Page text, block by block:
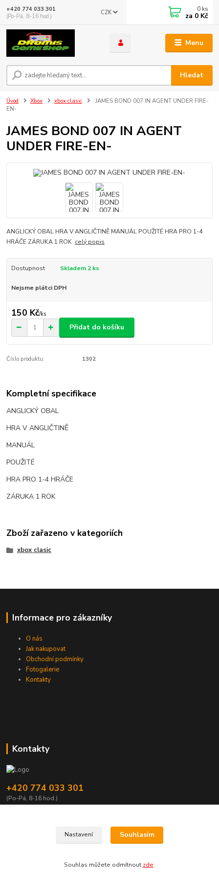
Menu
CZK
Hledat
+420 774 033 301
(Po-Pá, 8-16 hod.)
0 ks
za 0 Kč
Úvod Xbox xbox clasic
JAMES BOND 007 IN AGENT UNDER FIRE-
EN-
JAMES BOND 007 IN AGENT
UNDER FIRE-EN-
ANGLICKÝ OBAL HRA V ANGLIČTINĚ MANUÁL POUŽITÉ HRA PRO 1-4
HRÁČE ZÁRUKA 1 ROK celý popis
Dostupnost Skladem 2 ks
Nejsme plátci DPH
150 Kč/ks
Přidat do košíku
Číslo produktu: 1302
Kompletní specifikace
ANGLICKÝ OBAL
HRA V ANGLIČTINĚ
MANUÁL
POUŽITÉ
HRA PRO 1-4 HRÁČE
ZÁRUKA 1 ROK
Zboží zařazeno v kategoriích
xbox clasic
Informace pro zákazníky
O nás
Jak nakupovat
Obchodní podmínky
Fotogalerie
Kontakty
Kontakty
+420 774 033 301
(Po-Pá, 8-16 hod.)
Nastavení Souhlasím
Souhlas můžete odmítnout zde.